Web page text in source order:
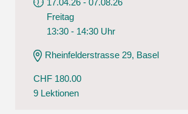
17.04.26 - 07.08.26
Freitag
13:30 - 14:30 Uhr
Rheinfelderstrasse 29, Basel
CHF 180.00
9 Lektionen